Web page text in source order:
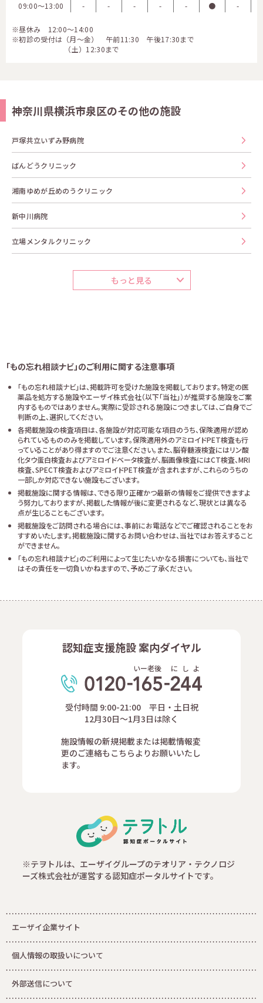
09:00〜13:00
- - - - - ● -
※昼休み 12:00～14:00
※初診の受付は（月～金） 午前11:30 午後17:30まで
（土）12:30まで
神奈川県横浜市泉区のその他の施設
戸塚共立いずみ野病院
ばんどうクリニック
湘南ゆめが丘めのうクリニック
新中川病院
立場メンタルクリニック
もっと見る
「もの忘れ相談ナビ」のご利用に関する注意事項
「もの忘れ相談ナビ」は、掲載許可を受けた施設を掲載しております。特定の医
薬品を処方する施設やエーザイ株式会社（以下「当社」）が推奨する施設をご案
内するものではありません。実際に受診される施設につきましては、ご自身でご
判断の上、選択してください。
各掲載施設の検査項目は、各施設が対応可能な項目のうち、保険適用が認め
られているもののみを掲載しています。保険適用外のアミロイドPET検査も行
っていることがあり得ますのでご注意ください。また、脳脊髄液検査にはリン酸
化タウ蛋白検査およびアミロイドベータ検査が、脳画像検査にはCT検査、MRI
検査、SPECT検査およびアミロイドPET検査が含まれますが、これらのうちの
一部しか対応できない施設もございます。
掲載施設に関する情報は、できる限り正確かつ最新の情報をご提供できますよ
う努力しておりますが、掲載した情報が後に変更されるなど、現状とは異なる
点が生じることもございます。
掲載施設をご訪問される場合には、事前にお電話などでご確認されることをお
すすめいたします。掲載施設に関するお問い合わせは、当社ではお答えすること
ができません。
「もの忘れ相談ナビ」のご利用によって生じたいかなる損害についても、当社で
はその責任を一切負いかねますので、予めご了承ください。
認知症支援施設 案内ダイヤル
いー老後 に し よ
受付時間 9:00-21:00 平日・土日祝
12月30日～1月3日は除く
施設情報の新規掲載または掲載情報変
更のご連絡もこちらよりお願いいたし
ます。
※テヲトルは、エーザイグループのテオリア・テクノロジ
ーズ株式会社が運営する認知症ポータルサイトです。
エーザイ企業サイト
個人情報の取扱いについて
外部送信について